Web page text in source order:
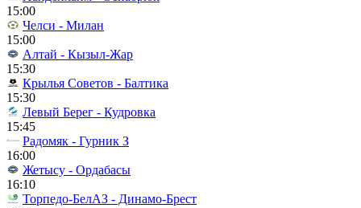
15:00
Челси - Милан
15:00
Алтай - Кызыл-Жар
15:30
Крылья Советов - Балтика
15:30
Левый Берег - Кудровка
15:45
Радомяк - Гурник З
16:00
Жетысу - Ордабасы
16:10
Торпедо-БелАЗ - Динамо-Брест